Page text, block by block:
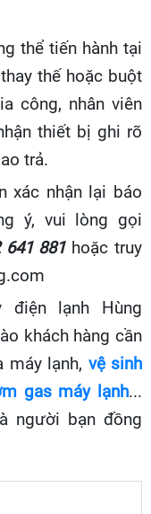
thể tiến hành tại
thế hoặc buột
công, nhân viên
thiết bị ghi rõ
trả.
xác nhận lại báo
ý, vui lòng gọi
641 881hoặc truy
lạnh Hùng
khách hàng cần
máy lạnh, vệ sinh
gas máy lạnh...
người bạn đồng